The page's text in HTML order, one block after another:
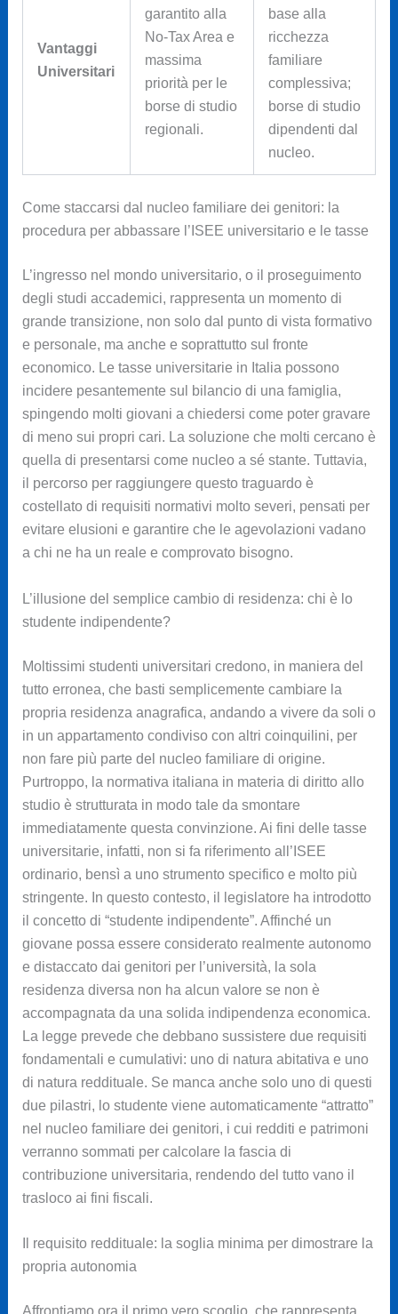
Vantaggi
Universitari
garantito alla
No-Tax Area e
massima
priorità per le
borse di studio
regionali.
base alla
ricchezza
familiare
complessiva;
borse di studio
dipendenti dal
nucleo.
Come staccarsi dal nucleo familiare dei genitori: la
procedura per abbassare l’ISEE universitario e le tasse
L’ingresso nel mondo universitario, o il proseguimento
degli studi accademici, rappresenta un momento di
grande transizione, non solo dal punto di vista formativo
e personale, ma anche e soprattutto sul fronte
economico. Le tasse universitarie in Italia possono
incidere pesantemente sul bilancio di una famiglia,
spingendo molti giovani a chiedersi come poter gravare
di meno sui propri cari. La soluzione che molti cercano è
quella di presentarsi come nucleo a sé stante. Tuttavia,
il percorso per raggiungere questo traguardo è
costellato di requisiti normativi molto severi, pensati per
evitare elusioni e garantire che le agevolazioni vadano
a chi ne ha un reale e comprovato bisogno.
L’illusione del semplice cambio di residenza: chi è lo
studente indipendente?
Moltissimi studenti universitari credono, in maniera del
tutto erronea, che basti semplicemente cambiare la
propria residenza anagrafica, andando a vivere da soli o
in un appartamento condiviso con altri coinquilini, per
non fare più parte del nucleo familiare di origine.
Purtroppo, la normativa italiana in materia di diritto allo
studio è strutturata in modo tale da smontare
immediatamente questa convinzione. Ai fini delle tasse
universitarie, infatti, non si fa riferimento all’ISEE
ordinario, bensì a uno strumento specifico e molto più
stringente. In questo contesto, il legislatore ha introdotto
il concetto di “studente indipendente”. Affinché un
giovane possa essere considerato realmente autonomo
e distaccato dai genitori per l’università, la sola
residenza diversa non ha alcun valore se non è
accompagnata da una solida indipendenza economica.
La legge prevede che debbano sussistere due requisiti
fondamentali e cumulativi: uno di natura abitativa e uno
di natura reddituale. Se manca anche solo uno di questi
due pilastri, lo studente viene automaticamente “attratto”
nel nucleo familiare dei genitori, i cui redditi e patrimoni
verranno sommati per calcolare la fascia di
contribuzione universitaria, rendendo del tutto vano il
trasloco ai fini fiscali.
Il requisito reddituale: la soglia minima per dimostrare la
propria autonomia